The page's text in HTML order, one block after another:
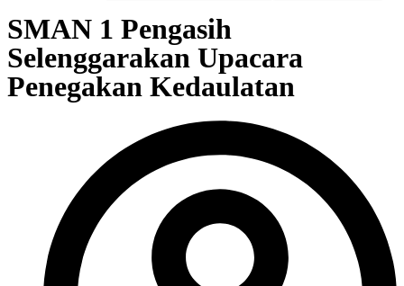
SMAN 1 Pengasih
Selenggarakan Upacara
Penegakan Kedaulatan